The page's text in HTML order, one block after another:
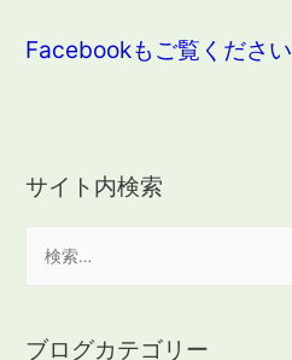
Facebookもご覧ください
サイト内検索
ブログカテゴリー